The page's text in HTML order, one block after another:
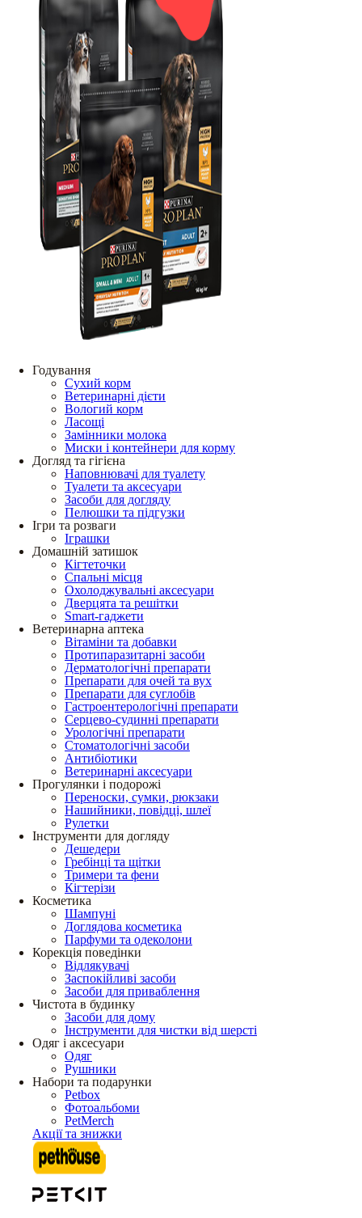
Годування
Сухий корм
Ветеринарні дієти
Вологий корм
Ласощі
Замінники молока
Миски і контейнери для корму
Догляд та гігієна
Наповнювачі для туалету
Туалети та аксесуари
Засоби для догляду
Пелюшки та підгузки
Ігри та розваги
Іграшки
Домашній затишок
Кігтеточки
Спальні місця
Охолоджувальні аксесуари
Дверцята та решітки
Smart-гаджети
Ветеринарна аптека
Вітаміни та добавки
Протипаразитарні засоби
Дерматологічні препарати
Препарати для очей та вух
Препарати для суглобів
Гастроентерологічні препарати
Серцево-судинні препарати
Урологічні препарати
Стоматологічні засоби
Антибіотики
Ветеринарні аксесуари
Прогулянки і подорожі
Переноски, сумки, рюкзаки
Нашийники, повідці, шлеї
Рулетки
Інструменти для догляду
Дешедери
Гребінці та щітки
Тримери та фени
Кігтерізи
Косметика
Шампуні
Доглядова косметика
Парфуми та одеколони
Корекція поведінки
Відлякувачі
Заспокійливі засоби
Засоби для приваблення
Чистота в будинку
Засоби для дому
Інструменти для чистки від шерсті
Одяг і аксесуари
Одяг
Рушники
Набори та подарунки
Petbox
Фотоальбоми
PetMerch
Акції та знижки